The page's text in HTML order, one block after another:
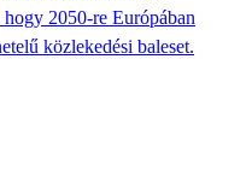
2050-re Európában
közlekedési baleset.